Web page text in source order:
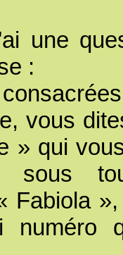
une
:
vous
» qui
sous
Fabiola
numéro